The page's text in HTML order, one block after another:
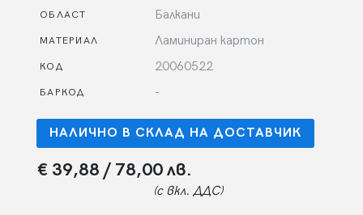
ОБЛАСТ Балкани
МАТЕРИАЛ Ламиниран картон
КОД 20060522
БАРКОД -
НАЛИЧНО В СКЛАД НА ДОСТАВЧИК
€ 39,88 / 78,00 лв.
(с вкл. ДДС)